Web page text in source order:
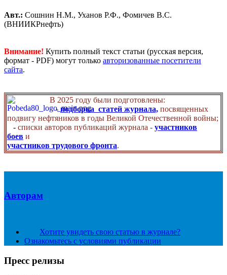
Авт.: Сошнин Н.М., Уханов Р.Ф., Фомичев В.С.
(ВНИИКРнефть)
Внимание! Купить полный текст статьи (русская версия,
формат - PDF) могут только авторизованные посетители
сайта.
В 2025 году были подготовлены:
- подборка статей журнала, посвященных
подвигу нефтяников в годы Великой Отечественной войны;
- списки авторов публикаций журнала - участников
боев и
участников трудового фронта.
Авторам
Хотите увидеть свою статью в журнале?
Ознакомьтесь с условиями публикации
Пресс релизы